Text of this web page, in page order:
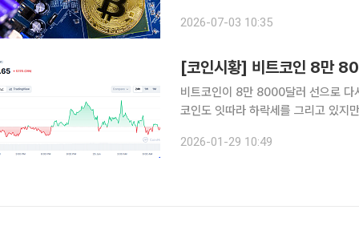
인은 6만1235달러, 9448만4113원
2026-07-03 10:35
[코인시황] 비트코인 8만
비트코인이 8만 8000달러 선으로
코인도 잇따라 하락세를 그리고 있지
2026-01-29 10:49